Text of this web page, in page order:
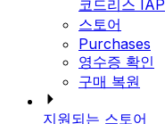
코드리스 IAP
스토어
Purchases
영수증 확인
구매 복원
지원되는 스토어